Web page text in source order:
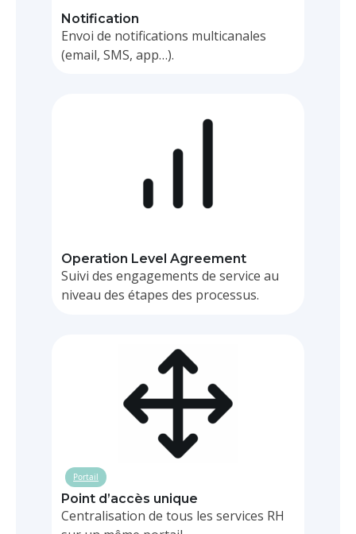
Notification
Envoi de notifications multicanales
(email, SMS, app…).
Operation Level Agreement
Suivi des engagements de service au
niveau des étapes des processus.
Portail
Point d’accès unique
Centralisation de tous les services RH